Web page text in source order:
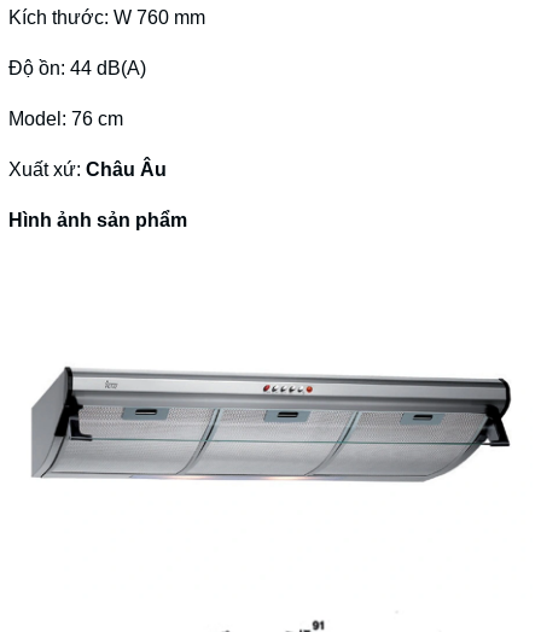
Kích thước: W 760 mm
Độ ồn: 44 dB(A)
Model: 76 cm
Xuất xứ: Châu Âu
Hình ảnh sản phẩm